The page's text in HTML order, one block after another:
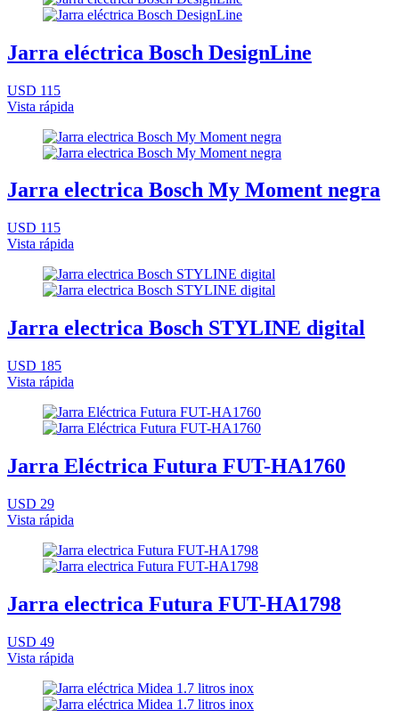
Jarra eléctrica Bosch DesignLine
USD 115
Vista rápida
Jarra electrica Bosch My Moment negra
USD 115
Vista rápida
Jarra electrica Bosch STYLINE digital
USD 185
Vista rápida
Jarra Eléctrica Futura FUT-HA1760
USD 29
Vista rápida
Jarra electrica Futura FUT-HA1798
USD 49
Vista rápida